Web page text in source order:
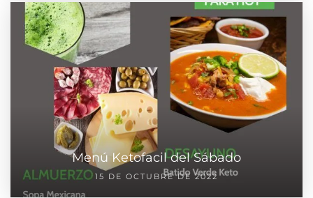
Menú Ketofacil del Sábado
15 DE OCTUBRE DE 2022